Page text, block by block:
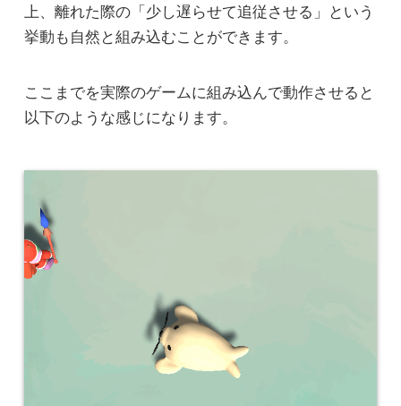
上、離れた際の「少し遅らせて追従させる」という
挙動も自然と組み込むことができます。
ここまでを実際のゲームに組み込んで動作させると
以下のような感じになります。